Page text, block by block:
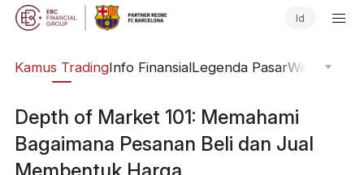
Id
Kamus TradingInfo FinansialLegenda PasarWebinar
Depth of Market 101: Memahami
Bagaimana Pesanan Beli dan Jual
Membentuk Harga